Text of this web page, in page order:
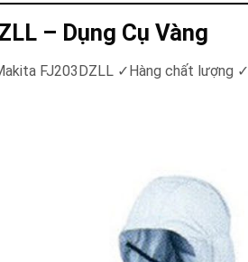
– Dụng Cụ Vàng
FJ203DZLL ✓Hàng chất lượng ✓